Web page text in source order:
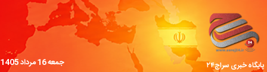
پایگاه خبری سراج۲۴ جمعه 16 مرداد 1405